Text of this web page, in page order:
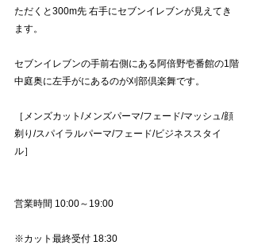
ただくと300m先 右手にセブンイレブンが見えてき
ます。
セブンイレブンの手前右側にある阿倍野壱番館の1階
中庭奥に左手がにあるのが刈部倶楽舞です。
［メンズカット/メンズパーマ/フェード/マッシュ/顔
剃り/スパイラルパーマ/フェード/ビジネススタイ
ル］
営業時間 10:00～19:00
※カット最終受付 18:30